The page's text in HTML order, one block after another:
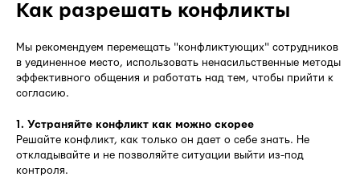
Как разрешать конфликты
Мы рекомендуем перемещать "конфликтующих" сотрудников
в уединенное место, использовать ненасильственные методы
эффективного общения и работать над тем, чтобы прийти к
согласию.
1. Устраняйте конфликт как можно скорее
Решайте конфликт, как только он дает о себе знать. Не
откладывайте и не позволяйте ситуации выйти из-под
контроля.